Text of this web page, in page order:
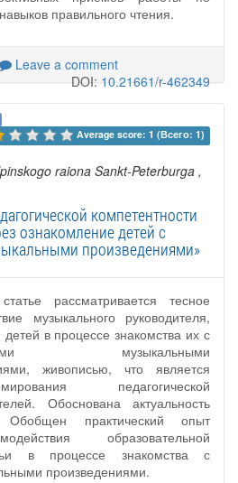
правильного чтения.
Leave a comment
DOI:10.21661/r-462349
Average score: 1 (Всего: 1)
raiona Sankt-Peterburga ,
компетентности
ознакомление детей с
произведениями»
рассматривается тесное
музыкального руководителя,
в процессе знакомства их с
музыкальными
живописью, что является
педагогической
Обоснована актуальность
практический опыт
образовательной
в процессе знакомства с
произведениями.